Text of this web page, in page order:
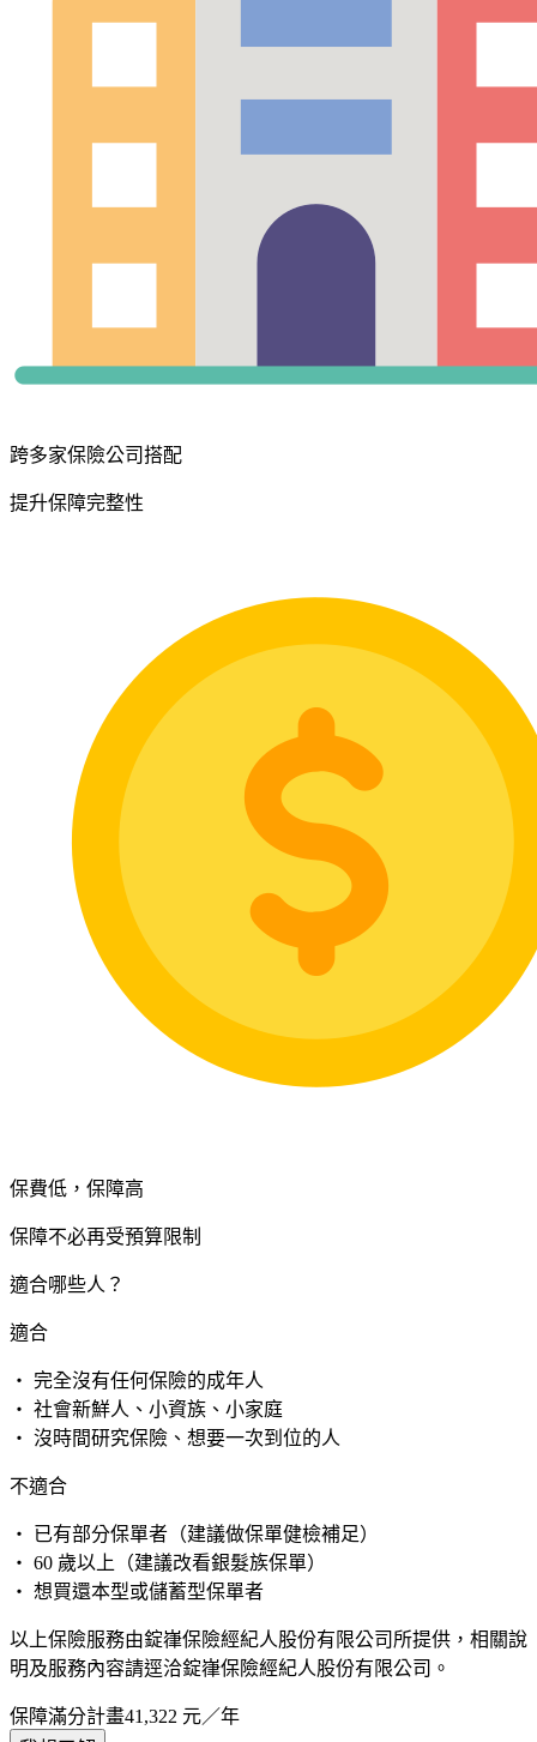
跨多家保險公司搭配
提升保障完整性
保費低，保障高
保障不必再受預算限制
適合哪些人？
適合
・ 完全沒有任何保險的成年人
・ 社會新鮮人、小資族、小家庭
・ 沒時間研究保險、想要一次到位的人
不適合
・ 已有部分保單者（建議做保單健檢補足）
・ 60 歲以上（建議改看銀髮族保單）
・ 想買還本型或儲蓄型保單者
以上保險服務由錠嵂保險經紀人股份有限公司所提供，相關說
明及服務內容請逕洽錠嵂保險經紀人股份有限公司。
保障滿分計畫41,322 元／年